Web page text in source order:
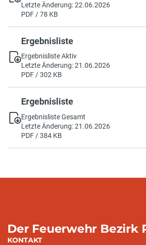
Letzte Änderung: 22.06.2026
PDF / 78 KB
Ergebnisliste
Ergebnisliste Aktiv
Letzte Änderung: 21.06.2026
PDF / 302 KB
Ergebnisliste
Ergebnisliste Gesamt
Letzte Änderung: 21.06.2026
PDF / 384 KB
Der Feuerwehr Bezirk
KONTAKT